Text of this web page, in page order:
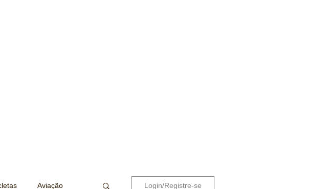
Aviação Login/Registre-se